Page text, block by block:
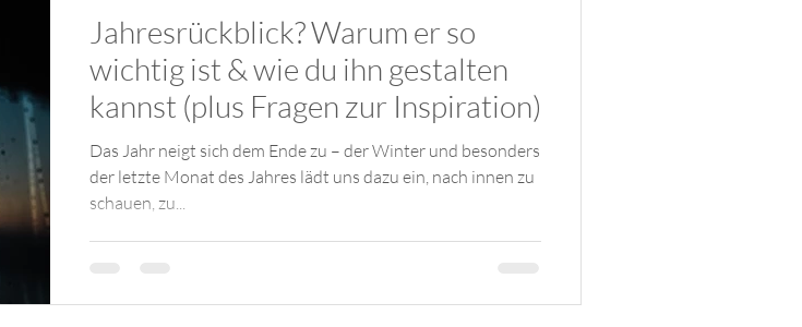
Jahresrückblick? Warum er so
wichtig ist & wie du ihn gestalten
kannst (plus Fragen zur Inspiration)
Das Jahr neigt sich dem Ende zu – der Winter und besonders
der letzte Monat des Jahres lädt uns dazu ein, nach innen zu
schauen, zu...